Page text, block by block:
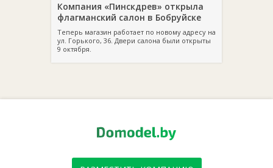
Компания «Пинскдрев» открыла
флагманский салон в Бобруйске
Теперь магазин работает по новому адресу на
ул. Горького, 36. Двери салона были открыты
9 октября.